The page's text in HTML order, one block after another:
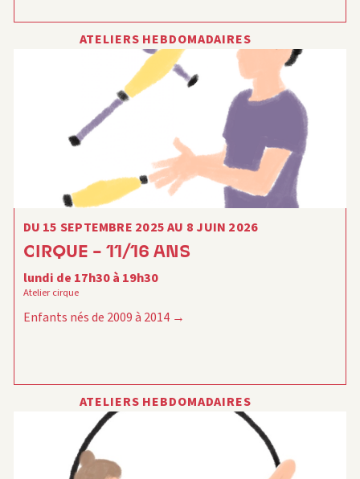
ATELIERS HEBDOMADAIRES
DU 15 SEPTEMBRE 2025 AU 8 JUIN 2026
CIRQUE – 11/16 ANS
lundi de 17h30 à 19h30
Atelier cirque
Enfants nés de 2009 à 2014
ATELIERS HEBDOMADAIRES